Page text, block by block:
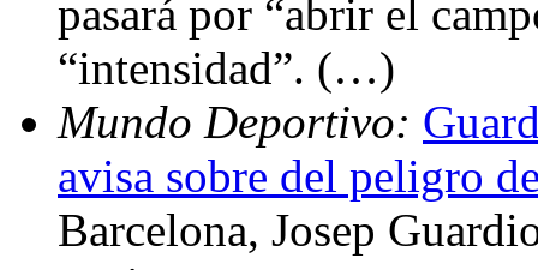
pasará por “abrir el
“intensidad”. (…)
Mundo Deportivo:
avisa sobre del peligro
Barcelona, Josep